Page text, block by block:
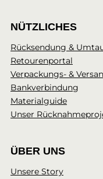
NÜTZLICHES
Rücksendung &
Retourenportal
Verpackungs- &
Bankverbindung
Materialguide
Unser
ÜBER UNS
Unsere Story